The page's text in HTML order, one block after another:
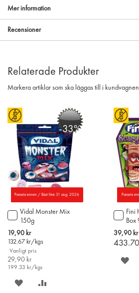
Mer information
Recensioner
Relaterade Produkter
Markera artiklar som ska läggas till i
Parasta ennen / Bäst före 31 aug. 2026
-33%
Vidal Monster Mix
150g
Special
Price
19,90 kr
132.67 kr/kgs
Vanligt pris
29,90 kr
199.33 kr/kgs
Lägg
till
i
varukorgen
SPARA
Parasta
Fini
Box
39,90 kr
433.70
Lägg
till
i